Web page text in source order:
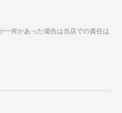
一何かあった場合は当店での責任は